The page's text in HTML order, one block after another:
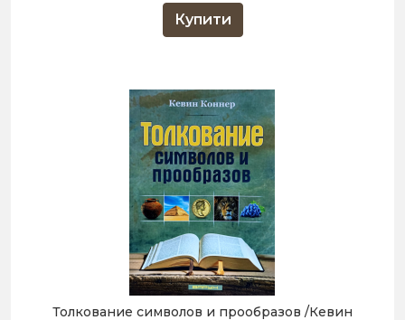
Купити
Толкование символов и прообразов /Кевин